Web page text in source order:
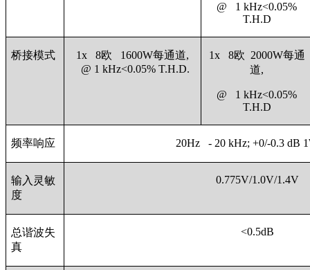
@ 1 kHz<0.05%
T.H.D
桥接模式
1x 8欧 1600W每通道,
@ 1 kHz<0.05% T.H.D.
1x 8欧 2000W每通
道,
@ 1 kHz<0.05%
T.H.D
频率响应 20Hz - 20 kHz; +0/-0.3 dB
输入灵敏
度
0.775V/1.0V/1.4V
总谐波失
真
<0.5dB